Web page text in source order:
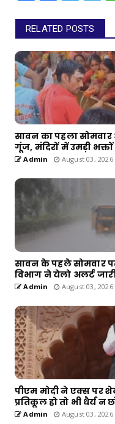
RELATED POSTS
सावन का पहला
गूंज, मंदिरों में उमड़ी भक्तों
Admin August 03, 2026
सावन के पहले सोमवार
विभाग ने येलो अलर्ट
Admin August 03, 2026
पीएम मोदी ने एक्स पर
प्रतिकूल हो तो भी धैर्य न
Admin August 03, 2026